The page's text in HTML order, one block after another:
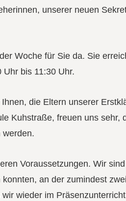
unserer neuen
Woche für Sie da. Sie
bis 11:30 Uhr.
die Eltern unserer
Kuhstraße, freuen uns sehr,
werden.
Voraussetzungen. Wir
an der zumindest
wieder im